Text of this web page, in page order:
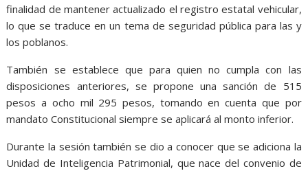
finalidad de mantener actualizado el registro estatal vehicular,
lo que se traduce en un tema de seguridad pública para las y
los poblanos.
También se establece que para quien no cumpla con las
disposiciones anteriores, se propone una sanción de 515
pesos a ocho mil 295 pesos, tomando en cuenta que por
mandato Constitucional siempre se aplicará al monto inferior.
Durante la sesión también se dio a conocer que se adiciona la
Unidad de Inteligencia Patrimonial, que nace del convenio de